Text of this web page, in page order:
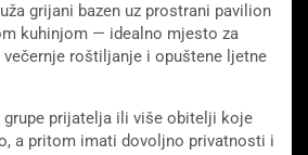
grijani bazen uz prostrani pavilion
kuhinjom — idealno mjesto za
večernje roštiljanje i opuštene ljetne
grupe prijatelja ili više obitelji koje
a pritom imati dovoljno privatnosti i